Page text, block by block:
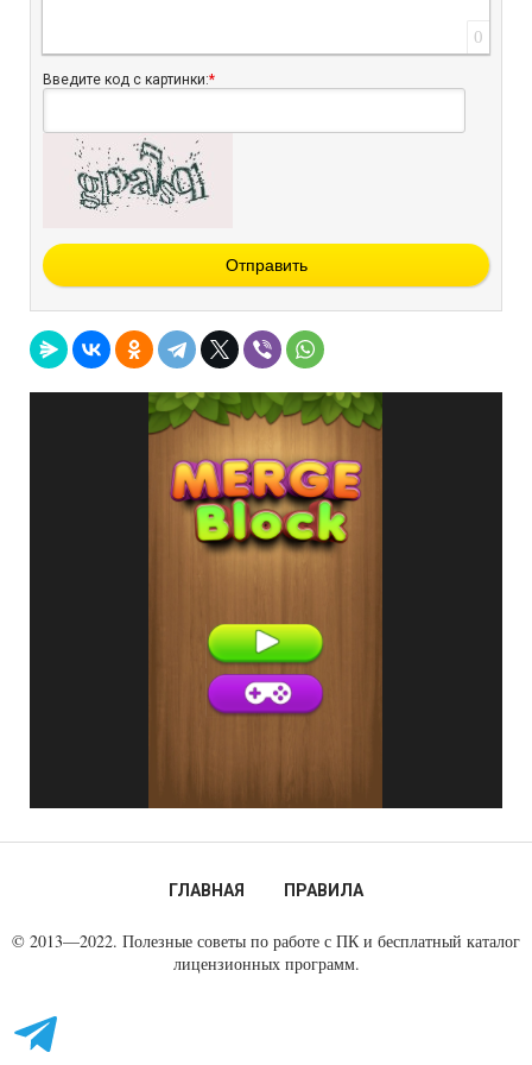
0
Введите код с картинки:*
Отправить
ГЛАВНАЯ ПРАВИЛА
© 2013—2022. Полезные советы по работе с ПК и бесплатный каталог
лицензионных программ.